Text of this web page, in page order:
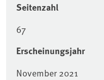
Seitenzahl
67
Erscheinungsjahr
November 2021